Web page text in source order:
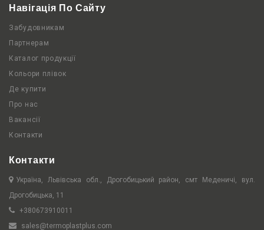
Навігація По Сайту
Забудовникам
Партнерам
Каталог продукції
Кольори плівок
Де купити
Про нас
Вакансії
Контакти
Контакти
Україна, Львівська обл., Дрогобицький район, смт Меденичі, вул.
Дрогобицька, 11
+380673910011
sales@termoplastplus.com